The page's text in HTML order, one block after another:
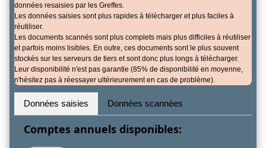
données resaisies par les Greffes.
Les données saisies sont plus rapides à télécharger et plus faciles à
réutiliser.
Les documents scannés sont plus complets mais plus difficiles à réutiliser
et parfois moins lisibles. En outre, ces documents sont le plus souvent
stockés sur les serveurs de tiers et sont donc plus longs à télécharger.
Leur disponibilité n'est pas garantie (85% de disponibilité en moyenne,
n'hésitez pas à réessayer ultérieurement en cas de problème).
Données saisies Données scannées
Comptes annuels disponibles: